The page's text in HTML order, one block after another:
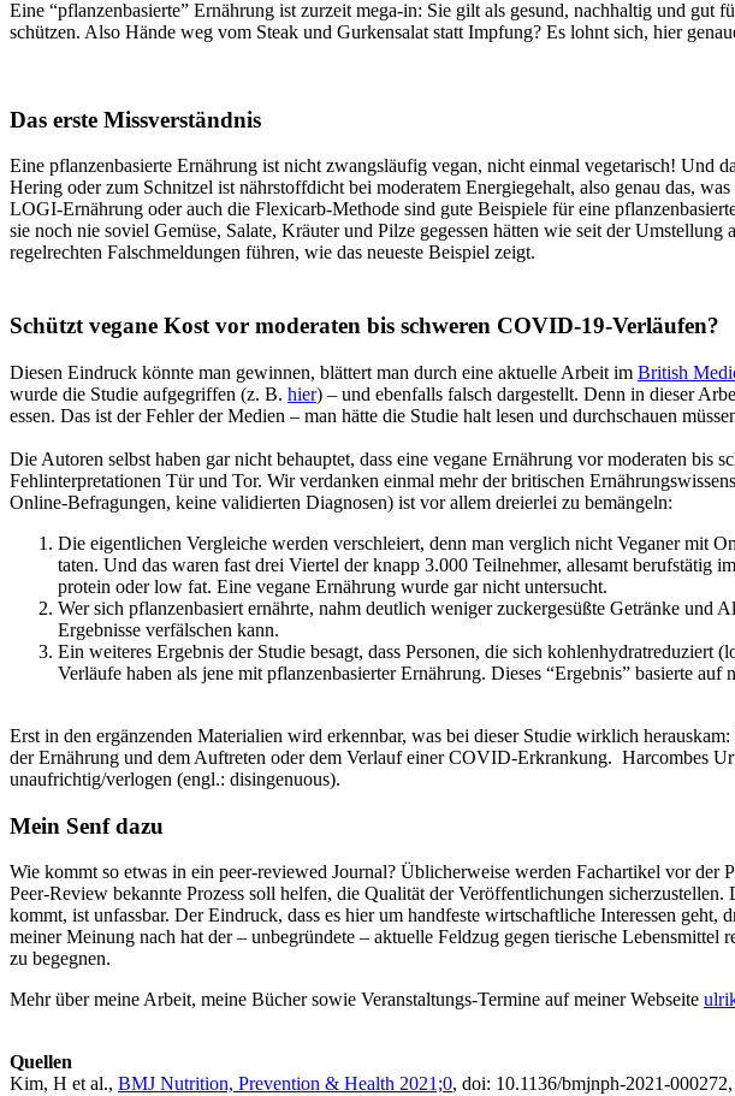
Eine “pflanzenbasierte” Ernährung ist zurzeit mega-in: Sie gilt als gesund, nachhaltig und
schützen. Also Hände weg vom Steak und Gurkensalat statt Impfung? Es lohnt sich, hier
Das erste Missverständnis
Eine pflanzenbasierte Ernährung ist nicht zwangsläufig vegan, nicht einmal vegetarisch! Und
Hering oder zum Schnitzel ist nährstoffdicht bei moderatem Energiegehalt, also genau das,
LOGI-Ernährung oder auch die Flexicarb-Methode sind gute Beispiele für eine
sie noch nie soviel Gemüse, Salate, Kräuter und Pilze gegessen hätten wie seit der
regelrechten Falschmeldungen führen, wie das neueste Beispiel zeigt.
Schützt vegane Kost vor moderaten bis schweren COVID-19-Verläufen?
Diesen Eindruck könnte man gewinnen, blättert man durch eine aktuelle Arbeit im British
wurde die Studie aufgegriffen (z. B. hier) – und ebenfalls falsch dargestellt. Denn in dieser
essen. Das ist der Fehler der Medien – man hätte die Studie halt lesen und durchschauen
Die Autoren selbst haben gar nicht behauptet, dass eine vegane Ernährung vor moderaten
Fehlinterpretationen Tür und Tor. Wir verdanken einmal mehr der britischen
Online-Befragungen, keine validierten Diagnosen) ist vor allem dreierlei zu bemängeln:
Die eigentlichen Vergleiche werden verschleiert, denn man verglich nicht Veganer mit
taten. Und das waren fast drei Viertel der knapp 3.000 Teilnehmer, allesamt berufstätig
protein oder low fat. Eine vegane Ernährung wurde gar nicht untersucht.
Wer sich pflanzenbasiert ernährte, nahm deutlich weniger zuckergesüßte Getränke
Ergebnisse verfälschen kann.
Ein weiteres Ergebnis der Studie besagt, dass Personen, die sich
Verläufe haben als jene mit pflanzenbasierter Ernährung. Dieses “Ergebnis” basierte
Erst in den ergänzenden Materialien wird erkennbar, was bei dieser Studie wirklich
der Ernährung und dem Auftreten oder dem Verlauf einer COVID-Erkrankung. Harcombes
unaufrichtig/verlogen (engl.: disingenuous).
Mein Senf dazu
Wie kommt so etwas in ein peer-reviewed Journal? Üblicherweise werden Fachartikel vor
Peer-Review bekannte Prozess soll helfen, die Qualität der Veröffentlichungen
kommt, ist unfassbar. Der Eindruck, dass es hier um handfeste wirtschaftliche Interessen geht,
meiner Meinung nach hat der – unbegründete – aktuelle Feldzug gegen tierische
zu begegnen.
Mehr über meine Arbeit, meine Bücher sowie Veranstaltungs-Termine auf meiner Webseite
Quellen
Kim, H et al., BMJ Nutrition, Prevention & Health 2021;0, doi: 10.1136/bmjnph-2021-